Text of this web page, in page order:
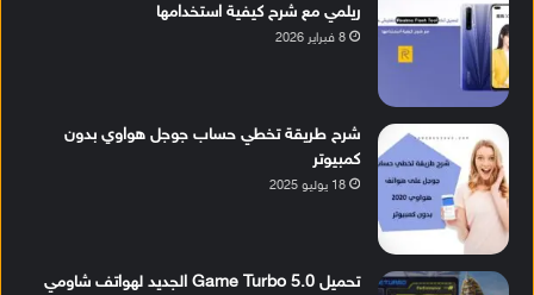
ريلمي مع شرح كيفية استخدامها
8 فبراير 2026
شرح طريقة تخطي حساب جوجل هواوي بدون
كمبيوتر
18 يوليو 2025
تحميل Game Turbo 5.0 الجديد لهواتف شاومي